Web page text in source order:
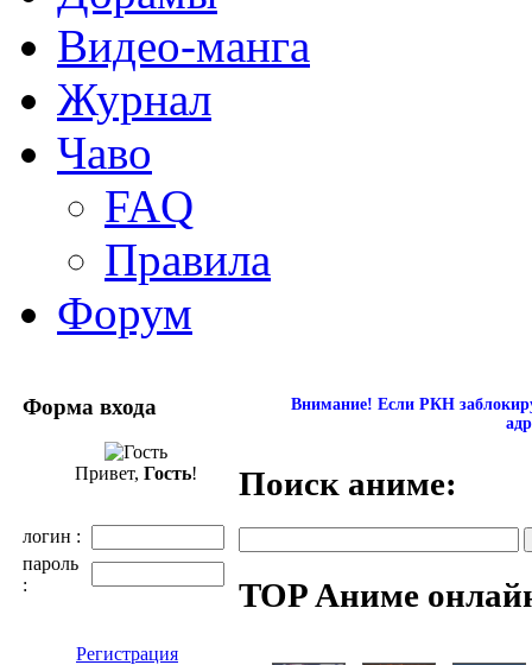
Видео-манга
Журнал
Чаво
FAQ
Правила
Форум
Форма входа
Привет, Гость!
логин :
пароль
:
Регистрация
Внимание! Если РКН
Поиск аниме:
TOP Аниме